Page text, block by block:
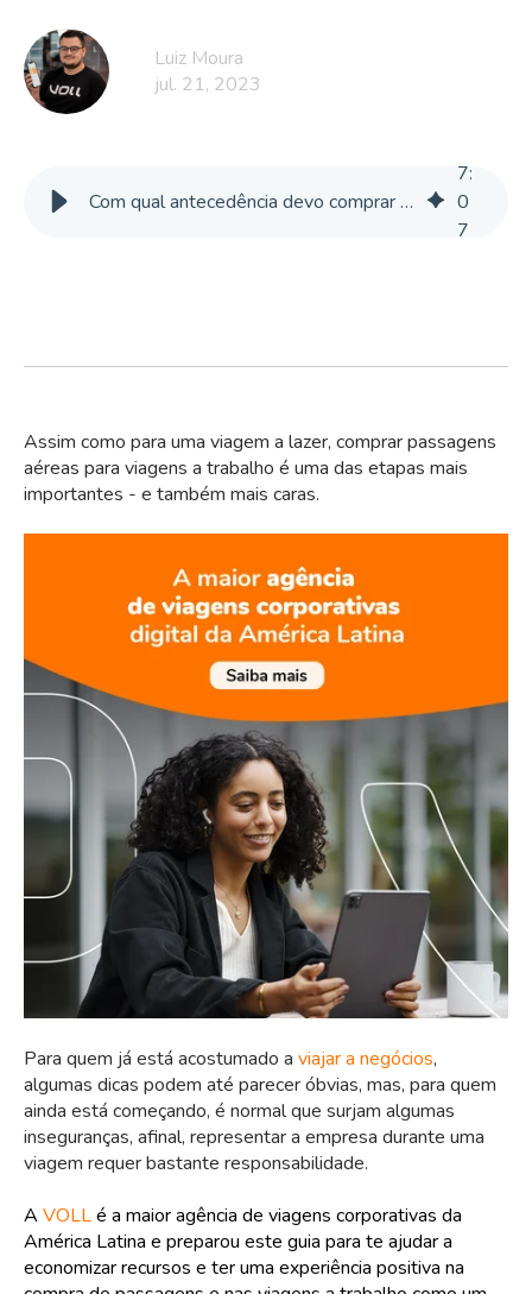
Luiz Moura
jul. 21, 2023
Com qual antecedência devo comprar uma passagem aérea? | Blog VOLL
7:
0
7
Assim como para uma viagem a lazer, comprar passagens
aéreas para viagens a trabalho é uma das etapas mais
importantes - e também mais caras.
Para quem já está acostumado a viajar a negócios,
algumas dicas podem até parecer óbvias, mas, para quem
ainda está começando, é normal que surjam algumas
inseguranças, afinal, representar a empresa durante uma
viagem requer bastante responsabilidade.
A VOLLé a maior agência de viagens corporativas da
América Latina e preparou este guia para te ajudar a
economizar recursos e ter uma experiência positiva na